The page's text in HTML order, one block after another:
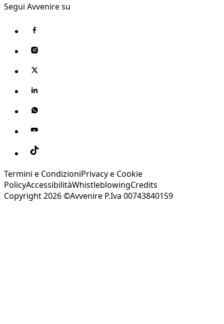
Segui Avvenire su
Termini e CondizioniPrivacy e Cookie
PolicyAccessibilitàWhistleblowingCredits
Copyright 2026 ©Avvenire P.Iva 00743840159